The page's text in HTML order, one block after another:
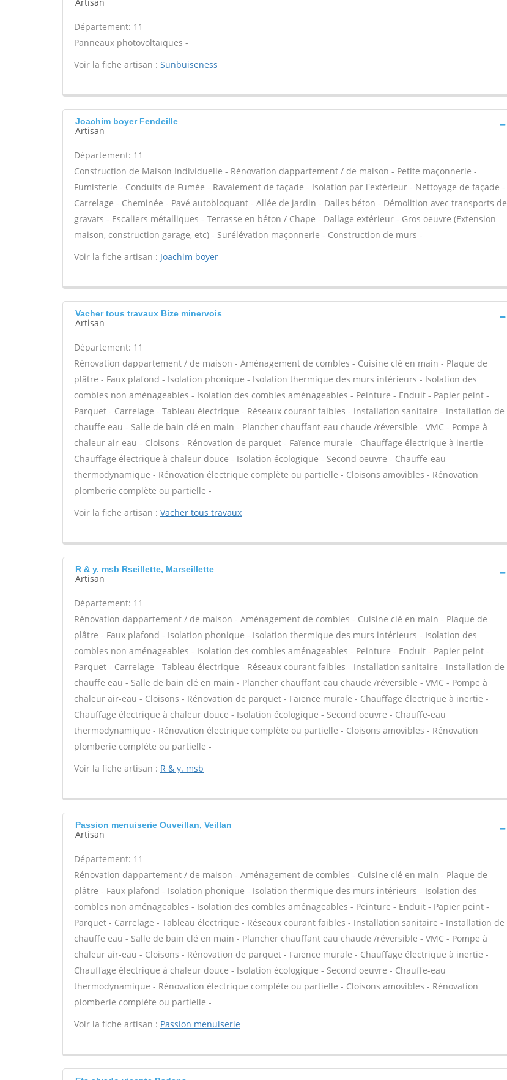
Département: 11
Panneaux photovoltaïques -
Voir la fiche artisan : Sunbuiseness
Joachim boyer Fendeille
Artisan
Département: 11
Construction de Maison Individuelle - Rénovation dappartement / de maison - Petite maçonnerie -
Fumisterie - Conduits de Fumée - Ravalement de façade - Isolation par l'extérieur - Nettoyage de façade -
Carrelage - Cheminée - Pavé autobloquant - Allée de jardin - Dalles béton - Démolition avec transports de
gravats - Escaliers métalliques - Terrasse en béton / Chape - Dallage extérieur - Gros oeuvre (Extension
maison, construction garage, etc) - Surélévation maçonnerie - Construction de murs -
Voir la fiche artisan : Joachim boyer
Vacher tous travaux Bize minervois
Artisan
Département: 11
Rénovation dappartement / de maison - Aménagement de combles - Cuisine clé en main - Plaque de
plâtre - Faux plafond - Isolation phonique - Isolation thermique des murs intérieurs - Isolation des
combles non aménageables - Isolation des combles aménageables - Peinture - Enduit - Papier peint -
Parquet - Carrelage - Tableau électrique - Réseaux courant faibles - Installation sanitaire - Installation de
chauffe eau - Salle de bain clé en main - Plancher chauffant eau chaude /réversible - VMC - Pompe à
chaleur air-eau - Cloisons - Rénovation de parquet - Faïence murale - Chauffage électrique à inertie -
Chauffage électrique à chaleur douce - Isolation écologique - Second oeuvre - Chauffe-eau
thermodynamique - Rénovation électrique complète ou partielle - Cloisons amovibles - Rénovation
plomberie complète ou partielle -
Voir la fiche artisan : Vacher tous travaux
R & y. msb Rseillette, Marseillette
Artisan
Département: 11
Rénovation dappartement / de maison - Aménagement de combles - Cuisine clé en main - Plaque de
plâtre - Faux plafond - Isolation phonique - Isolation thermique des murs intérieurs - Isolation des
combles non aménageables - Isolation des combles aménageables - Peinture - Enduit - Papier peint -
Parquet - Carrelage - Tableau électrique - Réseaux courant faibles - Installation sanitaire - Installation de
chauffe eau - Salle de bain clé en main - Plancher chauffant eau chaude /réversible - VMC - Pompe à
chaleur air-eau - Cloisons - Rénovation de parquet - Faïence murale - Chauffage électrique à inertie -
Chauffage électrique à chaleur douce - Isolation écologique - Second oeuvre - Chauffe-eau
thermodynamique - Rénovation électrique complète ou partielle - Cloisons amovibles - Rénovation
plomberie complète ou partielle -
Voir la fiche artisan : R & y. msb
Passion menuiserie Ouveillan, Veillan
Artisan
Département: 11
Rénovation dappartement / de maison - Aménagement de combles - Cuisine clé en main - Plaque de
plâtre - Faux plafond - Isolation phonique - Isolation thermique des murs intérieurs - Isolation des
combles non aménageables - Isolation des combles aménageables - Peinture - Enduit - Papier peint -
Parquet - Carrelage - Tableau électrique - Réseaux courant faibles - Installation sanitaire - Installation de
chauffe eau - Salle de bain clé en main - Plancher chauffant eau chaude /réversible - VMC - Pompe à
chaleur air-eau - Cloisons - Rénovation de parquet - Faïence murale - Chauffage électrique à inertie -
Chauffage électrique à chaleur douce - Isolation écologique - Second oeuvre - Chauffe-eau
thermodynamique - Rénovation électrique complète ou partielle - Cloisons amovibles - Rénovation
plomberie complète ou partielle -
Voir la fiche artisan : Passion menuiserie